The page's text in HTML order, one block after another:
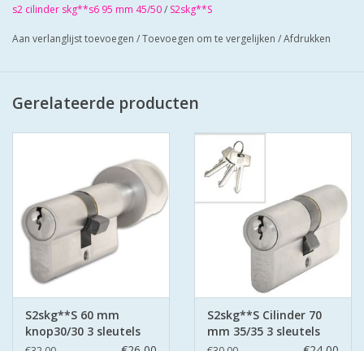
Cilinders hebben boorbelemmering
s2 cilinder skg**s6 95 mm 45/50/ S2skg**S
Aan verlanglijst toevoegen /Toevoegen om te vergelijken /Afdrukken
Gerelateerde producten
S2skg**S 60 mm
knop30/30 3 sleutels
S2skg**S Cilinder 70
mm 35/35 3 sleutels